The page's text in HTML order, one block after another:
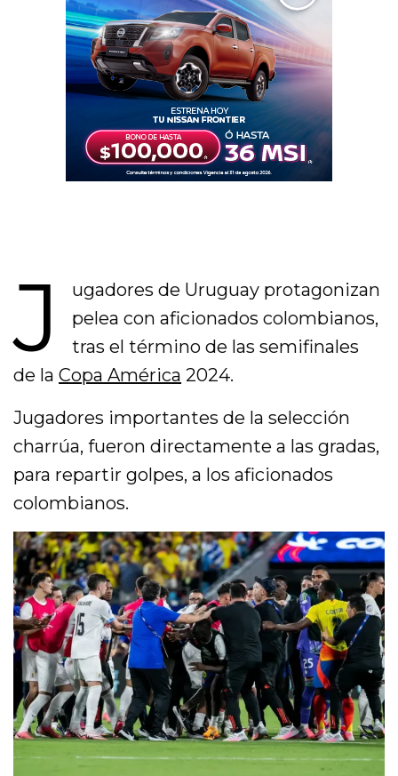
J
ugadores de Uruguay protagonizan
pelea con aficionados colombianos,
tras el término de las semifinales
de laCopa América 2024.
Jugadores importantes de la selección
charrúa, fueron directamente a las gradas,
para repartir golpes, a los aficionados
colombianos.